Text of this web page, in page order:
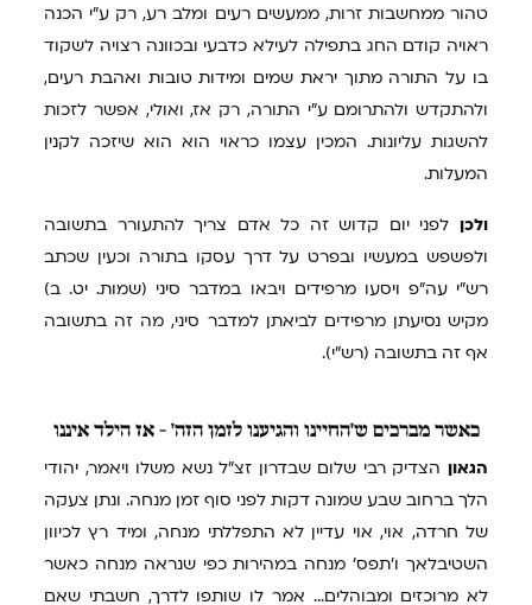
טהור ממחשבות זרות, ממעשים רעים ומלב רע, רק ע"י הכנה
ראויה קודם החג בתפילה לעילא כדבעי ובכוונה רצויה לשקוד
בו על התורה מתוך יראת שמים ומידות טובות ואהבת רעים,
ולהתקדש ולהתרומם ע"י התורה, רק אז, ואולי, אפשר לזכות
להשגות עליונות. המכין עצמו כראוי הוא הוא שיזכה לקנין
המעלות.
ולכן לפני יום קדוש זה כל אדם צריך להתעורר בתשובה
ולפשפש במעשיו ובפרט על דרך עסקו בתורה וכעין שכתב
רש"י עה"פ ויסעו מרפידים ויבאו במדבר סיני (שמות. יט. ב)
מקיש נסיעתן מרפידים לביאתן למדבר סיני, מה זה בתשובה
אף זה בתשובה (רש"י).
כאשר מברכים ש'החיינו והגיענו לזמן הזה' - אז הילד איננו
הגאון הצדיק רבי שלום שבדרון זצ"ל נשא משלו ויאמר, יהודי
הלך ברחוב שבע שמונה דקות לפני סוף זמן מנחה. ונתן צעקה
של חרדה, אוי, אוי עדיין לא התפללתי מנחה, ומיד רץ לכיוון
השטיבלאך ו'תפס' מנחה במהירות כפי שנראה מנחה כאשר
לא מרוכזים ומבוהלים... אמר לו שותפו לדרך, חשבתי שאם